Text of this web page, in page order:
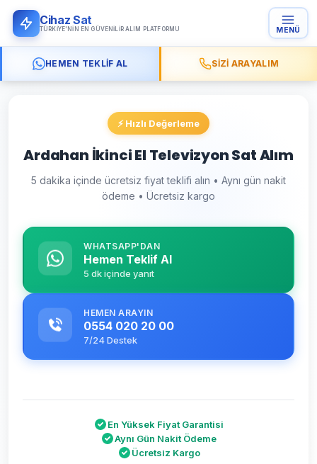
Cihaz Sat
TÜRKIYE'NIN EN GÜVENILIR ALIM PLATFORMU MENÜ
HEMEN TEKLIF AL SIZI ARAYALIM
⚡ Hızlı Değerleme
Ardahan İkinci El Televizyon Sat Alım
5 dakika içinde ücretsiz fiyat teklifi alın • Aynı gün nakit
ödeme • Ücretsiz kargo
WHATSAPP'DAN
Hemen Teklif Al
5 dk içinde yanıt
HEMEN ARAYIN
0554 020 20 00
7/24 Destek
En Yüksek Fiyat Garantisi
Aynı Gün Nakit Ödeme
Ücretsiz Kargo